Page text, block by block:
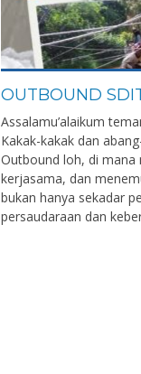
OUTBOUND
Assalamu’alaikum
Kakak-kakak dan
Outbound loh, di mana
kerjasama, dan
bukan hanya sekadar
persaudaraan dan